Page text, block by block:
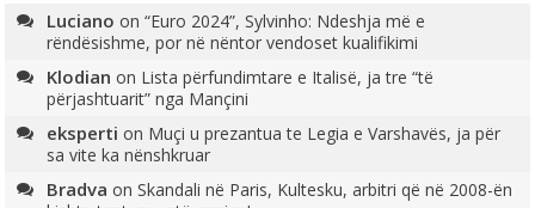
Luciano on“Euro 2024”, Sylvinho: Ndeshja më e
rëndësishme, por në nëntor vendoset kualifikimi
Klodian on Lista përfundimtare e Italisë, ja tre “të
përjashtuarit” nga Mançini
eksperti on Muçi u prezantua te Legia e Varshavës, ja për
sa vite ka nënshkruar
Bradva onSkandali në Paris, Kultesku, arbitri që në 2008-ën